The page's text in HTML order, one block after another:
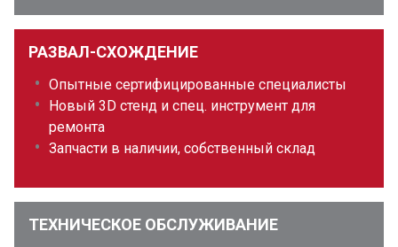
РАЗВАЛ-СХОЖДЕНИЕ
Опытные сертифицированные специалисты
Новый 3D стенд и спец. инструмент для
ремонта
Запчасти в наличии, собственный склад
ТЕХНИЧЕСКОЕ ОБСЛУЖИВАНИЕ